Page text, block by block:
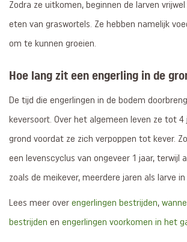
Zodra ze uitkomen, beginnen de larven
eten van graswortels. Ze hebben namelijk
om te kunnen groeien.
Hoe lang zit een engerling in de
De tijd die engerlingen in de bodem
keversoort. Over het algemeen leven ze tot 4
grond voordat ze zich verpoppen tot kever.
een levenscyclus van ongeveer 1 jaar, terwijl
zoals de meikever, meerdere jaren als larve
Lees meer over engerlingen bestrijden,
bestrijden en engerlingen voorkomen in het